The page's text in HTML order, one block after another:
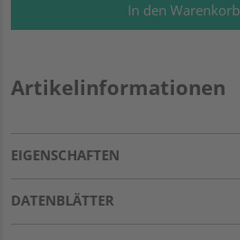
In den Warenkorb
Artikelinformationen
EIGENSCHAFTEN
DATENBLÄTTER